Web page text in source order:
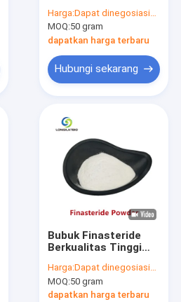
CAS 98319-26-7 Bulk
Kualitas Tinggi
Harga:Dapat dinegosiasikan
MOQ:50 gram
dapatkan harga terbaru
Hubungi sekarang
Bubuk Finasteride
Berkualitas Tinggi
99% Untuk
Menumbuhkan
Rambut Pria
Harga:Dapat dinegosiasikan
MOQ:50 gram
dapatkan harga terbaru